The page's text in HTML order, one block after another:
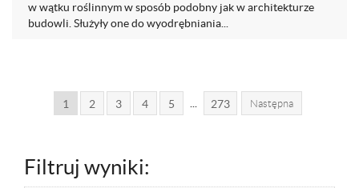
w wątku roślinnym w sposób podobny jak w architekturze
budowli. Służyły one do wyodrębniania...
1 2 3 4 5 273 Następna
Filtruj wyniki: